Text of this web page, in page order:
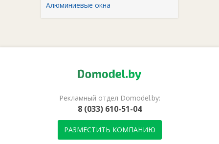
Алюминиевые окна
Рекламный отдел Domodel.by:
8 (033) 610-51-04
РАЗМЕСТИТЬ КОМПАНИЮ